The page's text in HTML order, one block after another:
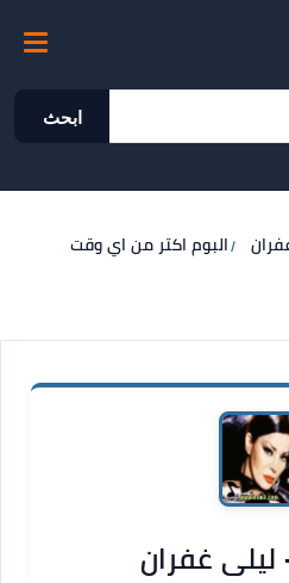
ابحث
البوم اكتر من اي وقت
غفران